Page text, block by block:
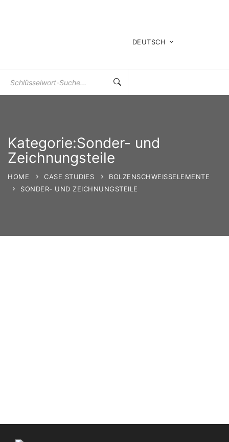
DEUTSCH
Sie
Kategorie:Sonder- und
Zeichnungsteile
HOME CASE STUDIES
BOLZENSCHWEISSELEMENTE
SONDER- UND ZEICHNUNGSTEILE